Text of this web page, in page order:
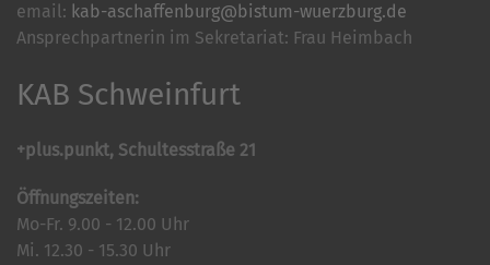
email: kab-aschaffenburg@bistum-wuerzburg.de
Ansprechpartnerin im Sekretariat: Frau Heimbach
KAB Schweinfurt
+plus.punkt, Schultesstraße 21
Öffnungszeiten:
Mo-Fr. 9.00 - 12.00 Uhr
Mi. 12.30 - 15.30 Uhr